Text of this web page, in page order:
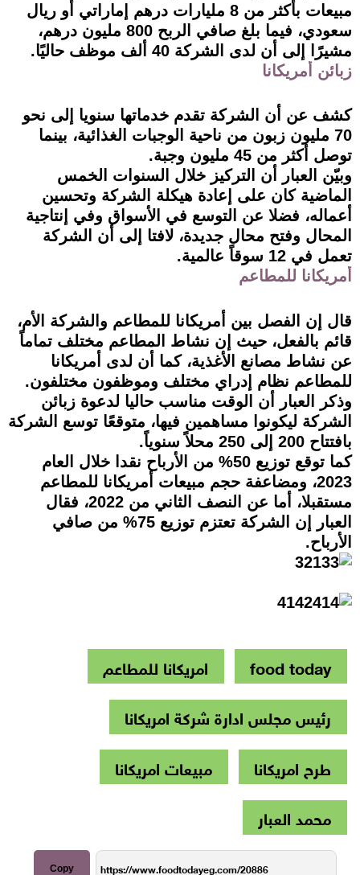
مبيعات بأكثر من 8 مليارات درهم إماراتي أو ريال
سعودي، فيما بلغ صافي الربح 800 مليون درهم،
مشيرًا إلى أن لدى الشركة 40 ألف موظف حاليًا.
زبائن أمريكانا
كشف عن أن الشركة تقدم خدماتها سنويا إلى نحو
70 مليون زبون من ناحية الوجبات الغذائية، بينما
توصل أكثر من 45 مليون وجبة.
وبيّن العبار أن التركيز خلال السنوات الخمس
الماضية كان على إعادة هيكلة الشركة وتحسين
أعماله، فضلا عن التوسع في الأسواق وفي إنتاجية
المحال وفتح محال جديدة، لافتا إلى أن الشركة
تعمل في 12 سوقاً عالمية.
أمريكانا للمطاعم
قال إن الفصل بين أمريكانا للمطاعم والشركة الأم،
قائم بالفعل، حيث إن نشاط المطاعم مختلف تماماً
عن نشاط مصانع الأغذية، كما أن لدى أمريكانا
للمطاعم نظام إدراي مختلف وموظفون مختلفون.
وذكر العبار أن الوقت مناسب حاليا لدعوة زبائن
الشركة ليكونوا مساهمين فيها، متوقعًا توسع الشركة
بافتتاح 200 إلى 250 محلاً سنوياً.
كما توقع توزيع 50% من الأرباح نقدا خلال العام
2023، ومضاعفة حجم مبيعات أمريكانا للمطاعم
مستقبلا، أما عن النصف الثاني من 2022، فقال
العبار إن الشركة تعتزم توزيع 75% من صافي
الأرباح.
food today
امريكانا للمطاعم
رئيس مجلس ادارة شركة امريكانا
طرح امريكانا
مبيعات امريكانا
محمد العبار
Copy